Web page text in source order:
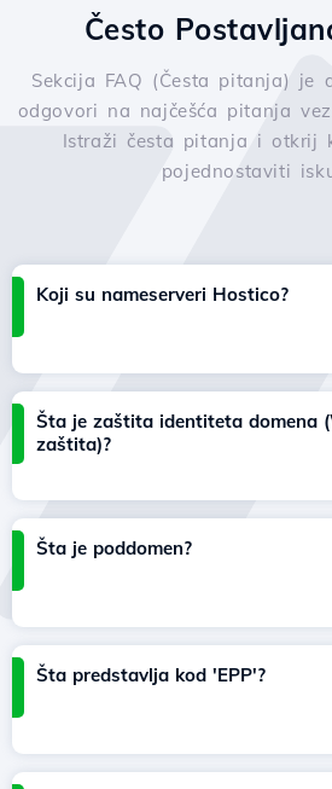
Često
Sekcija FAQ (Česta pitanja) je
odgovori na najčešća pitanja
Istraži česta pitanja i otkrij
pojednostaviti
Koji su nameserveri Hostico?
Šta je zaštita identiteta domena
zaštita)?
Šta je poddomen?
Šta predstavlja kod 'EPP'?